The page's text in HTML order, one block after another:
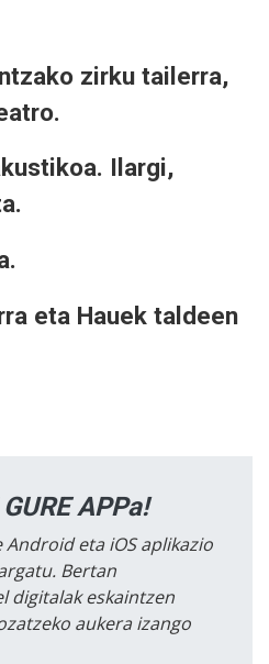
zirku tailerra,
Ilargi,
eta Hauek taldeen
APPa!
Android eta iOS aplikazio
Bertan
digitalak eskaintzen
aukera izango